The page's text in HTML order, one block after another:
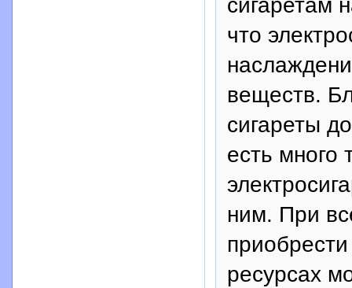
что
веществ.
сигареты
есть много
ним. При
ресурсах